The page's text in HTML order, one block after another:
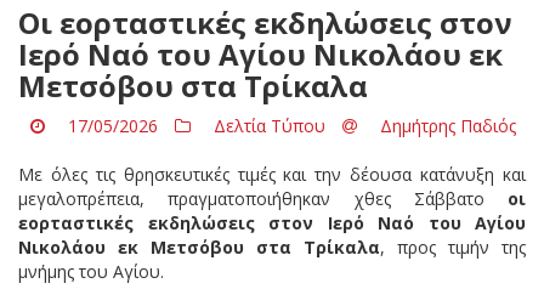
Οι εορταστικές εκδηλώσεις στον
Ιερό Ναό του Αγίου Νικολάου εκ
Μετσόβου στα Τρίκαλα
17/05/2026 Δελτία Τύπου Δημήτρης Παδιός
Με όλες τις θρησκευτικές τιμές και την δέουσα κατάνυξη και
μεγαλοπρέπεια, πραγματοποιήθηκαν χθες Σάββατο οι
εορταστικές εκδηλώσεις στον Ιερό Ναό του Αγίου
Νικολάου εκ Μετσόβου στα Τρίκαλα, προς τιμήν της
μνήμης του Αγίου.